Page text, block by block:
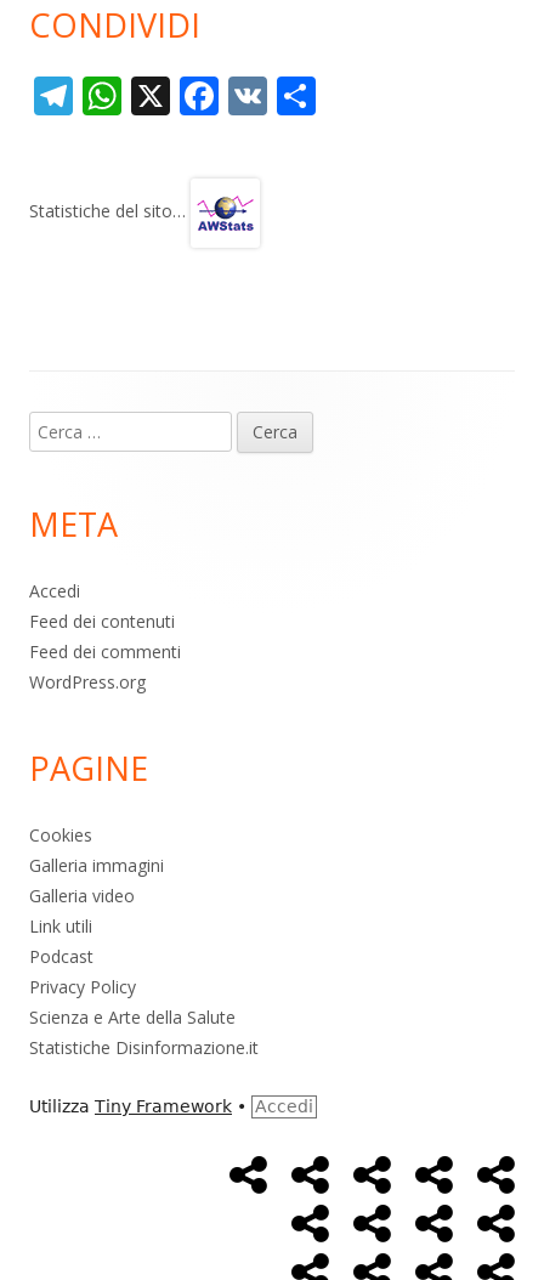
CONDIVIDI
T
gr
W
s
X F
b
V
Statistiche del sito…
piè
pagina
Ricerca
per:
META
Accedi
Feed dei contenuti
Feed dei commenti
WordPress.org
PAGINE
Cookies
Galleria immagini
Galleria video
Link utili
Podcast
Privacy Policy
Scienza e Arte della Salute
Statistiche Disinformazione.it
Utilizza Tiny Framework • Accedi
MenùHome
Page
Alimentazione
AmbienteBambini
Cancro ControlloEconomia
FarmaciMassoneriaNWO